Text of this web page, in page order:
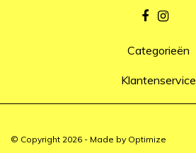
Categorieën
Klantenservice
© Copyright 2026 - Made by Optimize